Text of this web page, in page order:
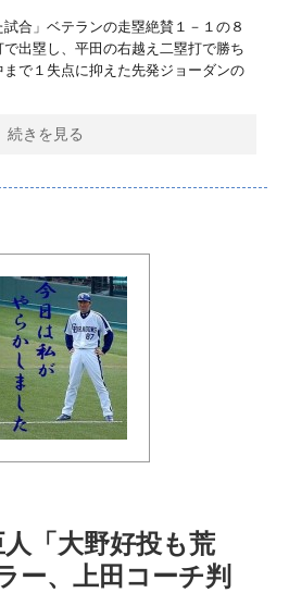
合」ベテランの走塁絶賛１－１の８
出塁し、平田の右越え二塁打で勝ち
で１失点に抑えた先発ジョーダンの
続きを見る
「大野好投も荒
ー、上田コーチ判